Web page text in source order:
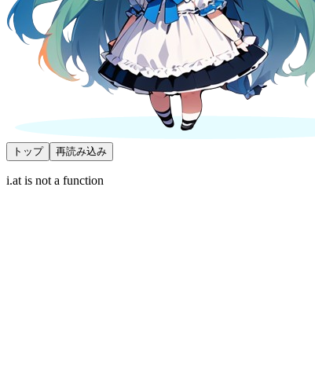
トップ 再読み込み
i.at is not a function